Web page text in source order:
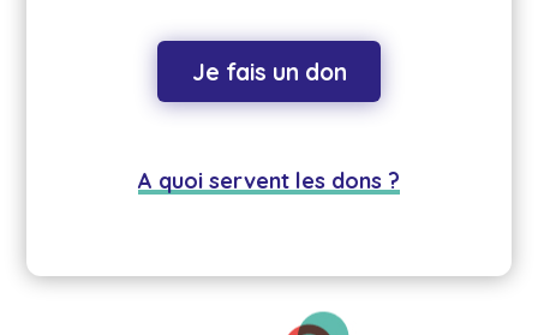
Je fais un don
A quoi servent les dons ?